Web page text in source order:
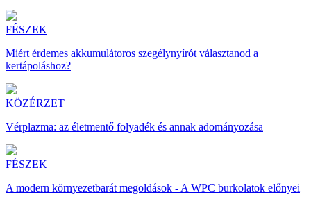
FÉSZEK
Miért érdemes akkumulátoros szegélynyírót választanod a
kertápoláshoz?
KÖZÉRZET
Vérplazma: az életmentő folyadék és annak adományozása
FÉSZEK
A modern környezetbarát megoldások - A WPC burkolatok előnyei